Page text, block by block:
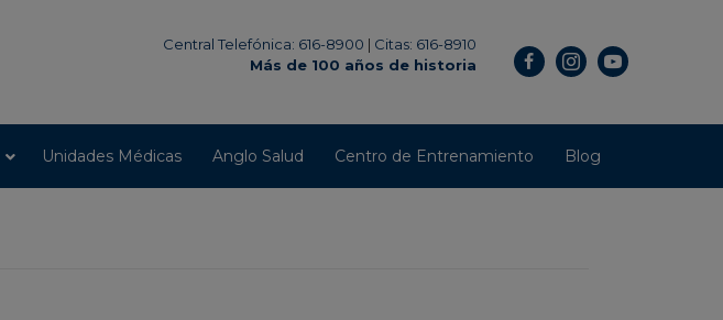
Central Telefónica: 616-8900 | Citas: 616-8910
Más de 100 años de historia
Unidades Médicas Anglo Salud Centro de Entrenamiento Blog